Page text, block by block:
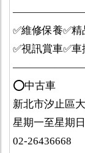
✅維修保養✅
✅視訊賞車✅
⭕️中古車
新北市汐止區
星期一至星期
02-26436668